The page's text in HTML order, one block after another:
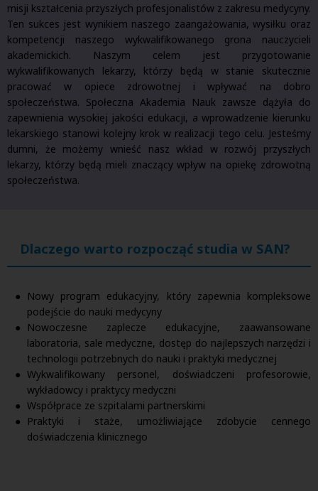
misji kształcenia przyszłych profesjonalistów z zakresu medycyny.
Ten sukces jest wynikiem naszego zaangażowania, wysiłku oraz
kompetencji naszego wykwalifikowanego grona nauczycieli
akademickich. Naszym celem jest przygotowanie
wykwalifikowanych lekarzy, którzy będą w stanie skutecznie
pracować w opiece zdrowotnej i wpływać na dobro
społeczeństwa. Społeczna Akademia Nauk zawsze dążyła do
zapewnienia wysokiej jakości edukacji, a wprowadzenie kierunku
lekarskiego stanowi kolejny krok w realizacji tego celu. Jesteśmy
dumni, że możemy wnieść nasz wkład w rozwój przyszłych
lekarzy, którzy będą mieli znaczący wpływ na opiekę zdrowotną
społeczeństwa.
Dlaczego warto rozpocząć studia w SAN?
Nowy program edukacyjny, który zapewnia kompleksowe
podejście do nauki medycyny
Nowoczesne zaplecze edukacyjne, zaawansowane
laboratoria, sale medyczne, dostęp do najlepszych narzędzi i
technologii potrzebnych do nauki i praktyki medycznej
Wykwalifikowany personel, doświadczeni profesorowie,
wykładowcy i praktycy medyczni
Współprace ze szpitalami partnerskimi
Praktyki i staże, umożliwiające zdobycie cennego
doświadczenia klinicznego